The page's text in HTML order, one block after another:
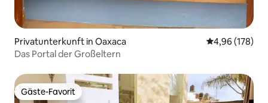
Privatunterkunft in Oaxaca
4,96 (178)
Das Portal der Großeltern
Gäste-Favorit
Gäste-Favorit